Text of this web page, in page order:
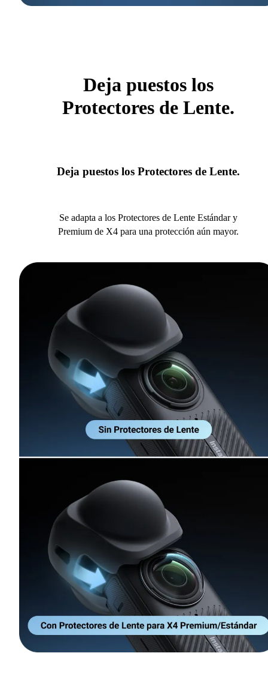
Deja puestos los
Protectores de Lente.
Deja puestos los Protectores de Lente.
Se adapta a los Protectores de Lente Estándar y
Premium de X4 para una protección aún mayor.